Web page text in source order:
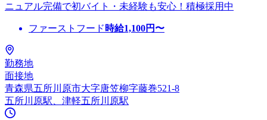
ニュアル完備で初バイト・未経験も安心！積極採用中
ファーストフード 時給1,100円〜
勤務地
面接地
青森県五所川原市大字唐笠柳字藤巻521-8
五所川原駅、津軽五所川原駅